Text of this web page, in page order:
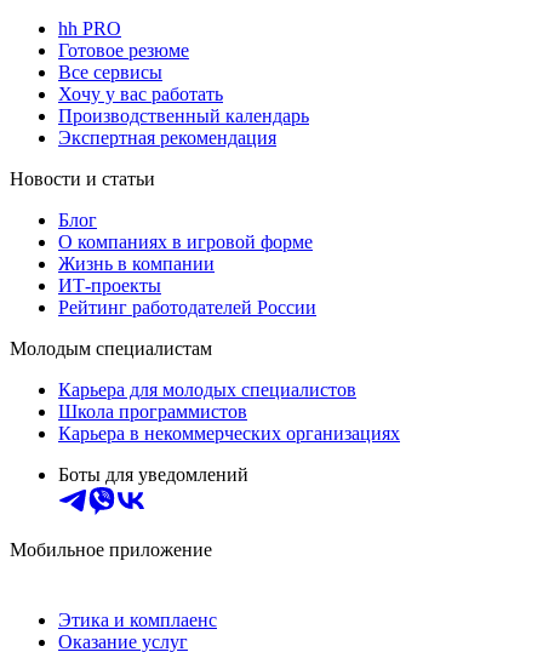
hh PRO
Готовое резюме
Все сервисы
Хочу у вас работать
Производственный календарь
Экспертная рекомендация
Новости и статьи
Блог
О компаниях в игровой форме
Жизнь в компании
ИТ-проекты
Рейтинг работодателей России
Молодым специалистам
Карьера для молодых специалистов
Школа программистов
Карьера в некоммерческих организациях
Боты для уведомлений
Мобильное приложение
Этика и комплаенс
Оказание услуг